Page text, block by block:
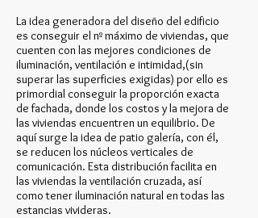
La idea generadora del diseño del edificio
es conseguir el nº máximo de viviendas, que
cuenten con las mejores condiciones de
iluminación, ventilación e intimidad,(sin
superar las superficies exigidas) por ello es
primordial conseguir la proporción exacta
de fachada, donde los costos y la mejora de
las viviendas encuentren un equilibrio. De
aquí surge la idea de patio galería, con él,
se reducen los núcleos verticales de
comunicación. Esta distribución facilita en
las viviendas la ventilación cruzada, así
como tener iluminación natural en todas las
estancias vivideras.